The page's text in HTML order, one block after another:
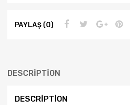
Yıl
Triger
K015478xs
PAYLAŞ (0)
DESCRIPTION
DESCRIPTION